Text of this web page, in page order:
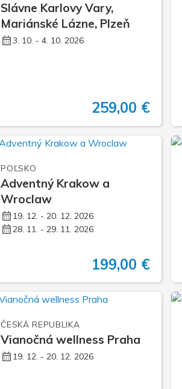
Slávne Karlovy Vary,
Mariánské Lázne, Plzeň
3. 10. - 4. 10. 2026
259,00 €
POĽSKO
Adventný Krakow a
Wroclaw
19. 12. - 20. 12. 2026
28. 11. - 29. 11. 2026
199,00 €
ČESKÁ REPUBLIKA
Vianočná wellness Praha
19. 12. - 20. 12. 2026